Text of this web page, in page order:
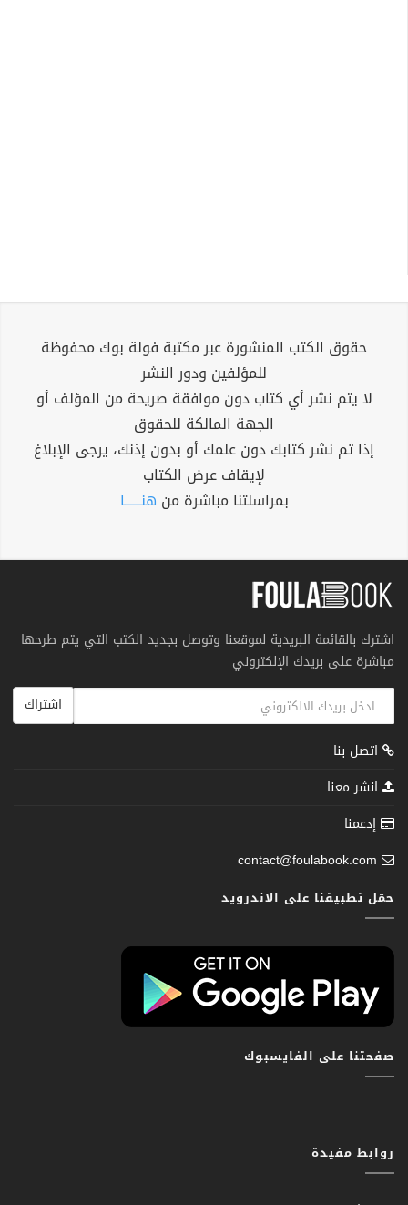
حقوق الكتب المنشورة عبر مكتبة فولة بوك محفوظة
للمؤلفين ودور النشر
لا يتم نشر أي كتاب دون موافقة صريحة من المؤلف أو
الجهة المالكة للحقوق
إذا تم نشر كتابك دون علمك أو بدون إذنك، يرجى الإبلاغ
لإيقاف عرض الكتاب
بمراسلتنا مباشرة من هنــــــا
اشترك بالقائمة البريدية لموقعنا وتوصل بجديد الكتب التي يتم طرحها
مباشرة على بريدك الإلكتروني
اشتراك
اتصل بنا
انشر معنا
إدعمنا
contact@foulabook.com
حمّل تطبيقنا على الاندرويد
صفحتنا على الفايسبوك
روابط مفيدة